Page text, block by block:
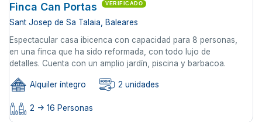
Finca Can Portas VERIFICADO
Sant Josep de Sa Talaia, Baleares
Espectacular casa ibicenca con capacidad para 8 personas,
en una finca que ha sido reformada, con todo lujo de
detalles. Cuenta con un amplio jardín, piscina y barbacoa.
Alquiler íntegro 2 unidades
2 -> 16 Personas